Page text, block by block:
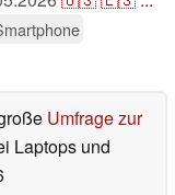
Umfrage zur
Laptops und